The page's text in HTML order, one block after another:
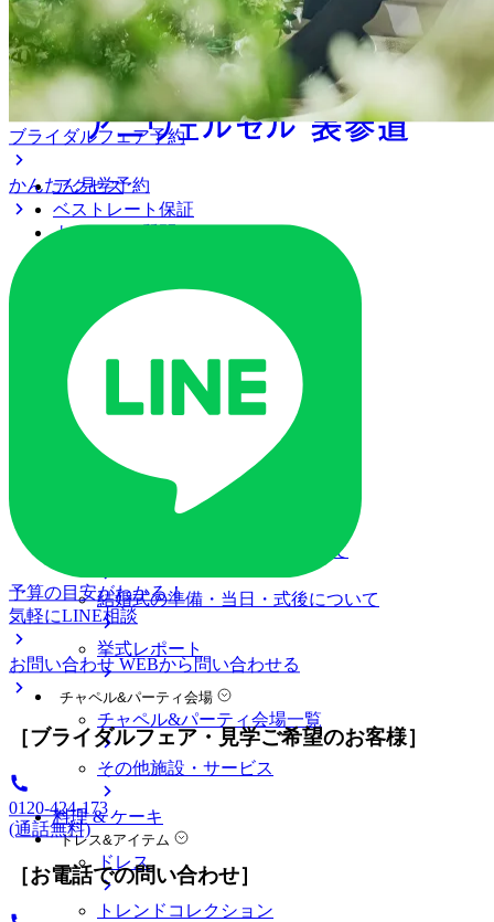
アクセス
ベストレート保証
よくあるご質問
ご予約・お問い合わせ
ブライダルフェア
ブライダルフェア一覧
ブライダルフェアの基礎知識
アニヴェルセル 表参道について
結婚式の準備・当日・式後について
挙式レポート
チャペル&パーティ会場
チャペル&パーティ会場一覧
その他施設・サービス
料理 & ケーキ
ドレス&アイテム
ドレス
トレンドコレクション
ブライダルフェア予約
かんたん見学予約
予算の目安がわかる！
気軽にLINE相談
お問い合わせ WEBから問い合わせる
［ブライダルフェア・見学ご希望のお客様］
0120-424-173
(通話無料)
［お電話での問い合わせ］